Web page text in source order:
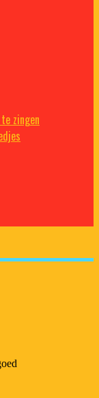
zingen